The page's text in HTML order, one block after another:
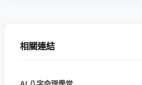
相關連結